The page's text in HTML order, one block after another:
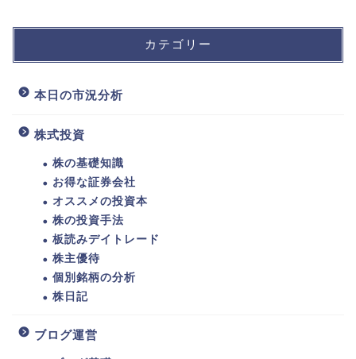
カテゴリー
本日の市況分析
株式投資
株の基礎知識
お得な証券会社
オススメの投資本
株の投資手法
板読みデイトレード
株主優待
個別銘柄の分析
株日記
ブログ運営